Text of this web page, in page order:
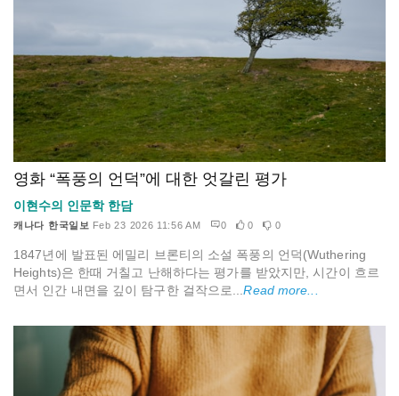
영화 “폭풍의 언덕”에 대한 엇갈린 평가
이현수의 인문학 한담
캐나다 한국일보 Feb 23 2026 11:56 AM 0 0 0
1847년에 발표된 에밀리 브론티의 소설 폭풍의 언덕(Wuthering
Heights)은 한때 거칠고 난해하다는 평가를 받았지만, 시간이 흐르
면서 인간 내면을 깊이 탐구한 걸작으로...Read more...